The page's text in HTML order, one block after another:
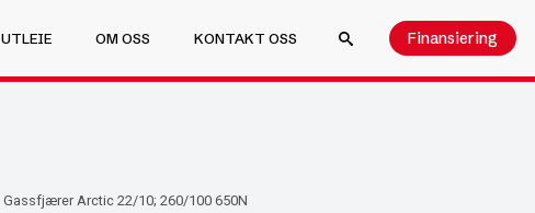
UTLEIE OM OSS
KONTAKT OSS
Finansiering
Gassfjærer Arctic 22/10; 260/100 650N